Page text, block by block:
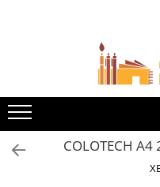
Toate Produsele
Hartie si articole din hartie
Hartie pentru copiator si
Hartie color pentru
Papetarie personalizata
COLOTECH A4